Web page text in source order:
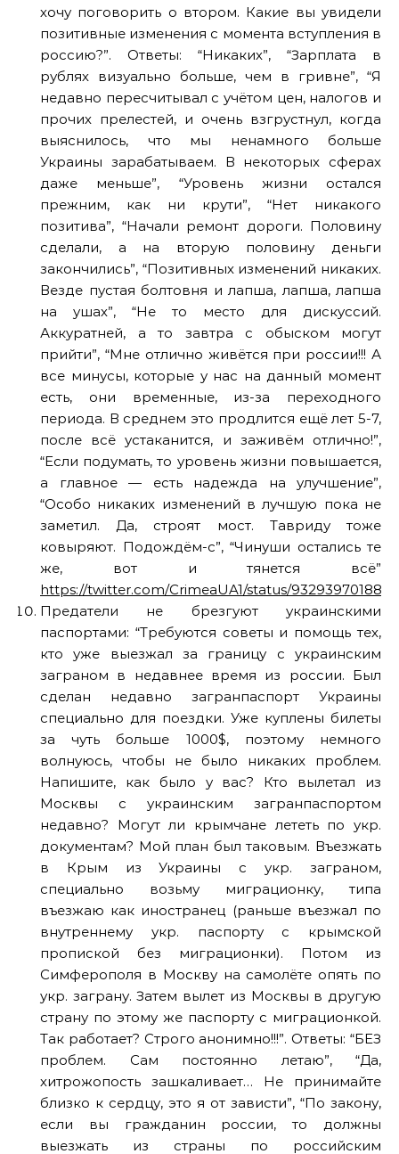
хочу поговорить о втором. Какие вы увидели
позитивные изменения с момента вступления в
россию?”. Ответы: “Никаких”, “Зарплата в
рублях визуально больше, чем в гривне”, “Я
недавно пересчитывал с учётом цен, налогов и
прочих прелестей, и очень взгрустнул, когда
выяснилось, что мы ненамного больше
Украины зарабатываем. В некоторых сферах
даже меньше”, “Уровень жизни остался
прежним, как ни крути”, “Нет никакого
позитива”, “Начали ремонт дороги. Половину
сделали, а на вторую половину деньги
закончились”, “Позитивных изменений никаких.
Везде пустая болтовня и лапша, лапша, лапша
на ушах”, “Не то место для дискуссий.
Аккуратней, а то завтра с обыском могут
прийти”, “Мне отлично живётся при россии!!! А
все минусы, которые у нас на данный момент
есть, они временные, из-за переходного
периода. В среднем это продлится ещё лет 5-7,
после всё устаканится, и заживём отлично!”,
“Если подумать, то уровень жизни повышается,
а главное — есть надежда на улучшение”,
“Особо никаких изменений в лучшую пока не
заметил. Да, строят мост. Тавриду тоже
ковыряют. Подождём-с”, “Чинуши остались те
же, вот и тянется всё”
https://twitter.com/CrimeaUA1/status/
Предатели не брезгуют украинскими
паспортами: “Требуются советы и помощь тех,
кто уже выезжал за границу с украинским
заграном в недавнее время из россии. Был
сделан недавно загранпаспорт Украины
специально для поездки. Уже куплены билеты
за чуть больше 1000$, поэтому немного
волнуюсь, чтобы не было никаких проблем.
Напишите, как было у вас? Кто вылетал из
Москвы с украинским загранпаспортом
недавно? Могут ли крымчане лететь по укр.
документам? Мой план был таковым. Въезжать
в Крым из Украины с укр. заграном,
специально возьму миграционку, типа
въезжаю как иностранец (раньше въезжал по
внутреннему укр. паспорту с крымской
пропиской без миграционки). Потом из
Симферополя в Москву на самолёте опять по
укр. заграну. Затем вылет из Москвы в другую
страну по этому же паспорту с миграционкой.
Так работает? Строго анонимно!!!”. Ответы: “БЕЗ
проблем. Сам постоянно летаю”, “Да,
хитрожопость зашкаливает… Не принимайте
близко к сердцу, это я от зависти”, “По закону,
если вы гражданин россии, то должны
выезжать из страны по российским